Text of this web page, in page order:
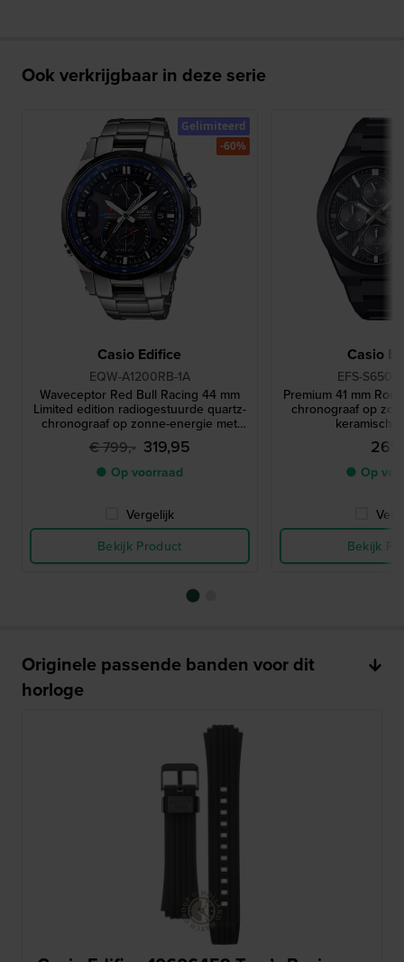
Ook verkrijgbaar in deze serie
Casio Edifice
EQW-A1200RB-1A
Waveceptor Red Bull Racing 44 mm
Limited edition radiogestuurde quartz-
chronograaf op zonne-energie met
kompas en wereldtijd
€ 799,- 319,95
● Op voorraad
Vergelijk
Bekijk Product
Gelimiteerd
-60%
Casio
EFS-
Premium 41 mm
chronograaf op
● Op
Bekijk
Originele passende banden voor dit
horloge